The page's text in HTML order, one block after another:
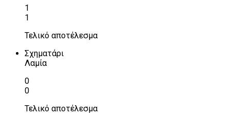
1
1
Τελικό αποτέλεσμα
Σχηματάρι
Λαμία
0
0
Τελικό αποτέλεσμα